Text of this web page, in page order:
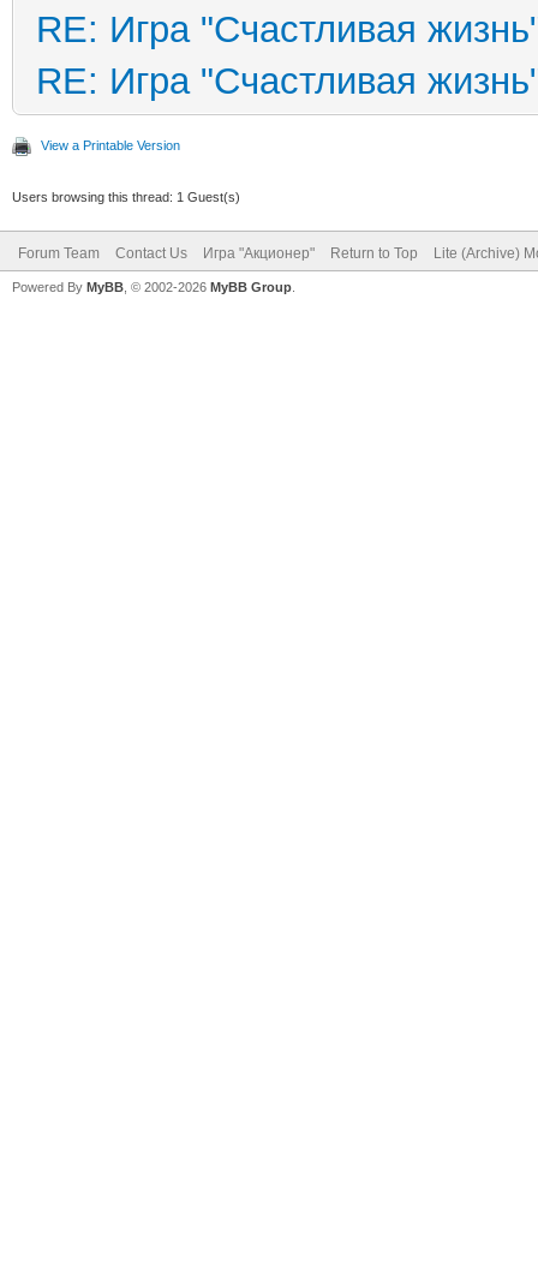
RE: Игра "Счастливая
RE: Игра "Счастливая
View a Printable Version
Users browsing this thread: 1 Guest(s)
Forum Team Contact Us Игра "Акционер" Return to Top Lite (Archive)
Powered By MyBB , © 2002-2026 MyBB Group